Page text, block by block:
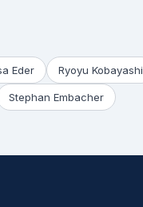
Eder Ryoyu Kobayashi
Stephan Embacher